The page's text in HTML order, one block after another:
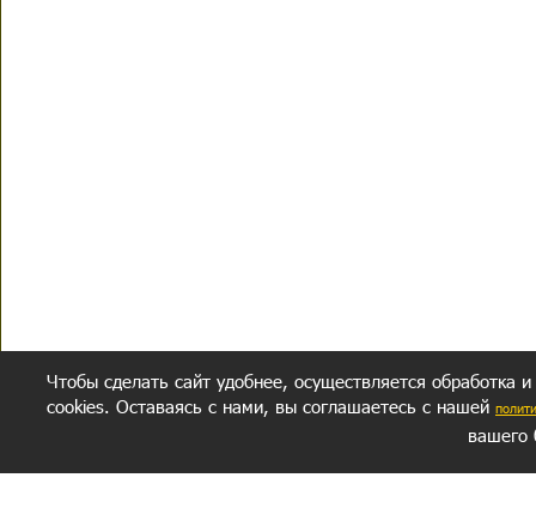
Чтобы сделать сайт удобнее, осуществляется обработка
cookies. Оставаясь с нами, вы соглашаетесь с нашей
вашего